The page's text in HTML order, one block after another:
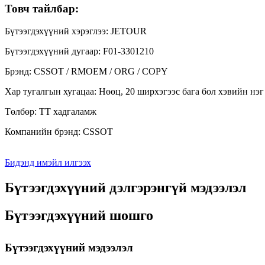
Товч тайлбар:
Бүтээгдэхүүний хэрэглээ: JETOUR
Бүтээгдэхүүний дугаар: F01-3301210
Брэнд: CSSOT / RMOEM / ORG / COPY
Хар тугалгын хугацаа: Нөөц, 20 ширхэгээс бага бол хэвийн нэг
Төлбөр: TT хадгаламж
Компанийн брэнд: CSSOT
Бидэнд имэйл илгээх
Бүтээгдэхүүний дэлгэрэнгүй мэдээлэл
Бүтээгдэхүүний шошго
Бүтээгдэхүүний мэдээлэл